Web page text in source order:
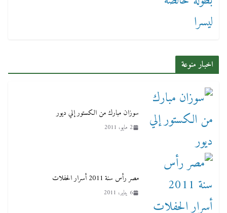
اخبار منوعة
سوزان مبارك من الكستور إلي ديور
2 مايو، 2011
مصر رأس سنة 2011 أسرار الحفلات
6 يناير، 2011